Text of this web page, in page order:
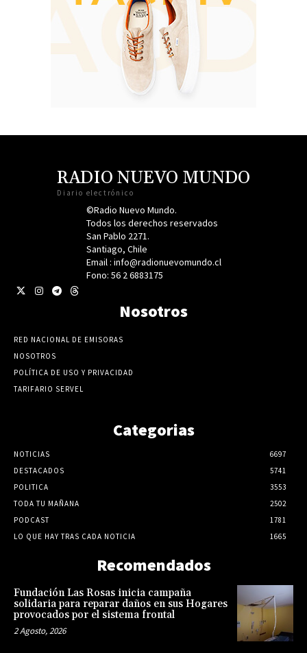
RADIO NUEVO MUNDO
Diario electrónico
©Radio Nuevo Mundo.
Todos los derechos reservados
San Pablo 2271.
Santiago, Chile
Email : info@radionuevomundo.cl
Fono: 56 2 6883175
Nosotros
RED NACIONAL DE EMISORAS
NOSOTROS
POLÍTICA DE USO Y PRIVACIDAD
TARIFARIO SERVEL
Categorias
NOTICIAS
6697
DESTACADOS
5741
POLITICA
3553
TODA TU MAÑANA
2502
PODCAST
1781
LO QUE HAY TRAS CADA NOTICIA
1665
Recomendados
Fundación Las Rosas inicia campaña
solidaria para reparar daños en sus Hogares
provocados por el sistema frontal
2 Agosto, 2026